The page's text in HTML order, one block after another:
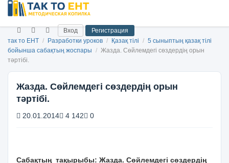
Вход
Регистрация
так то ЕНТ / Разработки уроков / Қазақ тілі / 5 сыныптың қазақ тілі
бойынша сабақтың жоспары / Жазда. Сөйлемдегі сөздердің орын
тәртібі.
Жазда. Сөйлемдегі сөздердің орын
тәртібі.
20.01.2014 4 142 0
Сабақтың тақырыбы: Жазда. Сөйлемдегі сөздердің